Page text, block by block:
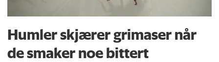
Humler skjærer grimaser når
de smaker noe bittert